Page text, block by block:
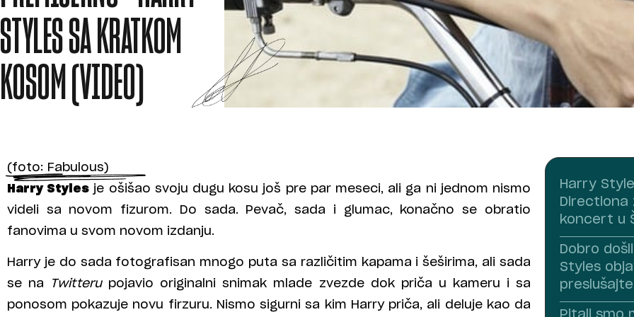
STYLES SA KRATKOM
KOSOM (VIDEO)
(foto: Fabulous)
Harry Styles je ošišao svoju dugu kosu još pre par meseci, ali ga ni jednom nismo
videli sa novom fizurom. Do sada. Pevač, sada i glumac, konačno se obratio
fanovima u svom novom izdanju.
Harry je do sada fotografisan mnogo puta sa različitim kapama i šeširima, ali sada
se na
Twitterupojavio originalni snimak mlade zvezde dok priča u kameru i sa
ponosom pokazuje novu firzuru. Nismo sigurni sa kim Harry priča, ali deluje kao da
Harry
Directiona
koncert u
Dobro
Styles